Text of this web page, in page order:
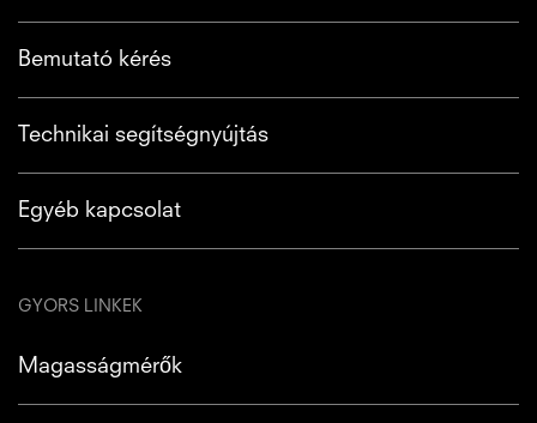
Bemutató kérés
Technikai segítségnyújtás
Egyéb kapcsolat
GYORS LINKEK
Magasságmérők